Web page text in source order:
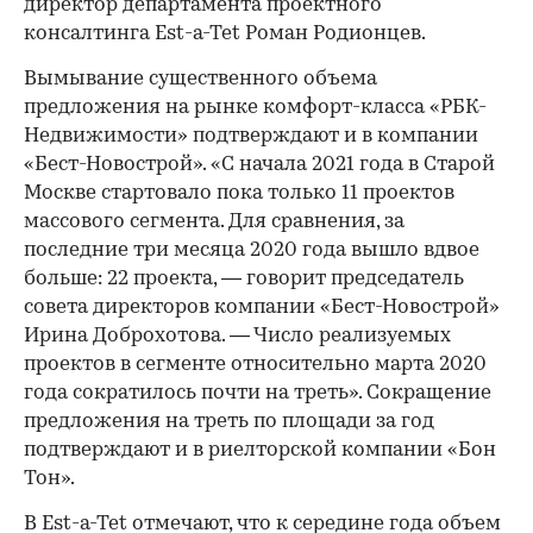
директор департамента проектного
консалтинга Est-a-Tet Роман Родионцев.
Вымывание существенного объема
предложения на рынке комфорт-класса «РБК-
Недвижимости» подтверждают и в компании
«Бест-Новострой». «С начала 2021 года в Старой
Москве стартовало пока только 11 проектов
массового сегмента. Для сравнения, за
последние три месяца 2020 года вышло вдвое
больше: 22 проекта, — говорит председатель
совета директоров компании «Бест-Новострой»
Ирина Доброхотова. — Число реализуемых
проектов в сегменте относительно марта 2020
года сократилось почти на треть». Сокращение
предложения на треть по площади за год
подтверждают и в риелторской компании «Бон
Тон».
В Est-a-Tet отмечают, что к середине года объем